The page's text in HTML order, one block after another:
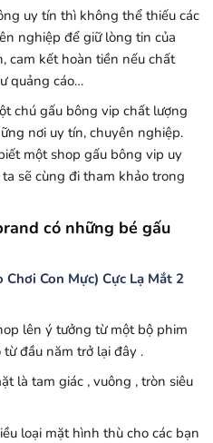
uy tín thì không thể thiếu các
nghiệp để giữ lòng tin của
cam kết hoàn tiền nếu chất
quảng cáo…
chú gấu bông vip chất lượng
nơi uy tín, chuyên nghiệp.
một shop gấu bông vip uy
sẽ cùng đi tham khảo trong
có những bé gấu
Con Mực) Cực Lạ Mắt 2
lên ý tưởng từ một bộ phim
đầu năm trở lại đây .
là tam giác , vuông , tròn siêu
loại mặt hình thù cho các bạn